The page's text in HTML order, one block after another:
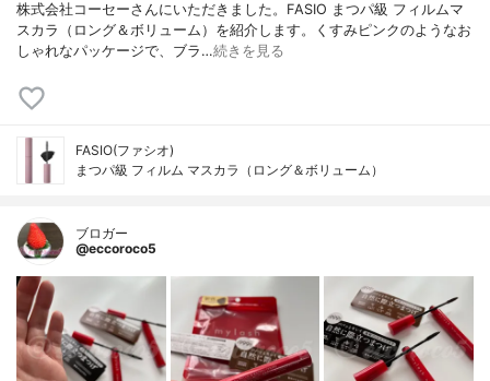
株式会社コーセーさんにいただきました。FASIO まつパ級 フィルムマ
スカラ（ロング＆ボリューム）を紹介します。くすみピンクのようなお
しゃれなパッケージで、ブラ…続きを見る
FASIO(ファシオ)
まつパ級 フィルム マスカラ（ロング＆ボリューム）
ブロガー
@eccoroco5